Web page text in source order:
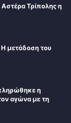
Τρίπολης η
Η μετάδοση του
η
αγώνα με τη